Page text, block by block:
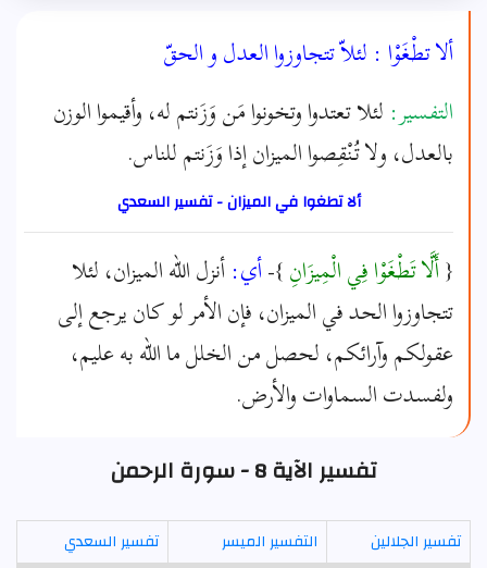
ألا تطْغَوْا : لئلاّ تتجاوزوا العدل و الحقّ
التفسير: لئلا تعتدوا وتخونوا مَن وَزَنتم له، وأقيموا الوزن
بالعدل، ولا تُنْقِصوا الميزان إذا وَزَنتم للناس.
ألا تطغوا في الميزان - تفسير السعدي
{أَلَّا تَطْغَوْا فِي الْمِيزَانِ}-أي:أنزل الله الميزان، لئلا
تتجاوزوا الحد في الميزان، فإن الأمر لو كان يرجع إلى
عقولكم وآرائكم، لحصل من الخلل ما الله به عليم،
ولفسدت السماوات والأرض.
تفسير الآية 8 - سورة الرحمن
تفسير الجلالين التفسير الميسر
تفسير السعدي